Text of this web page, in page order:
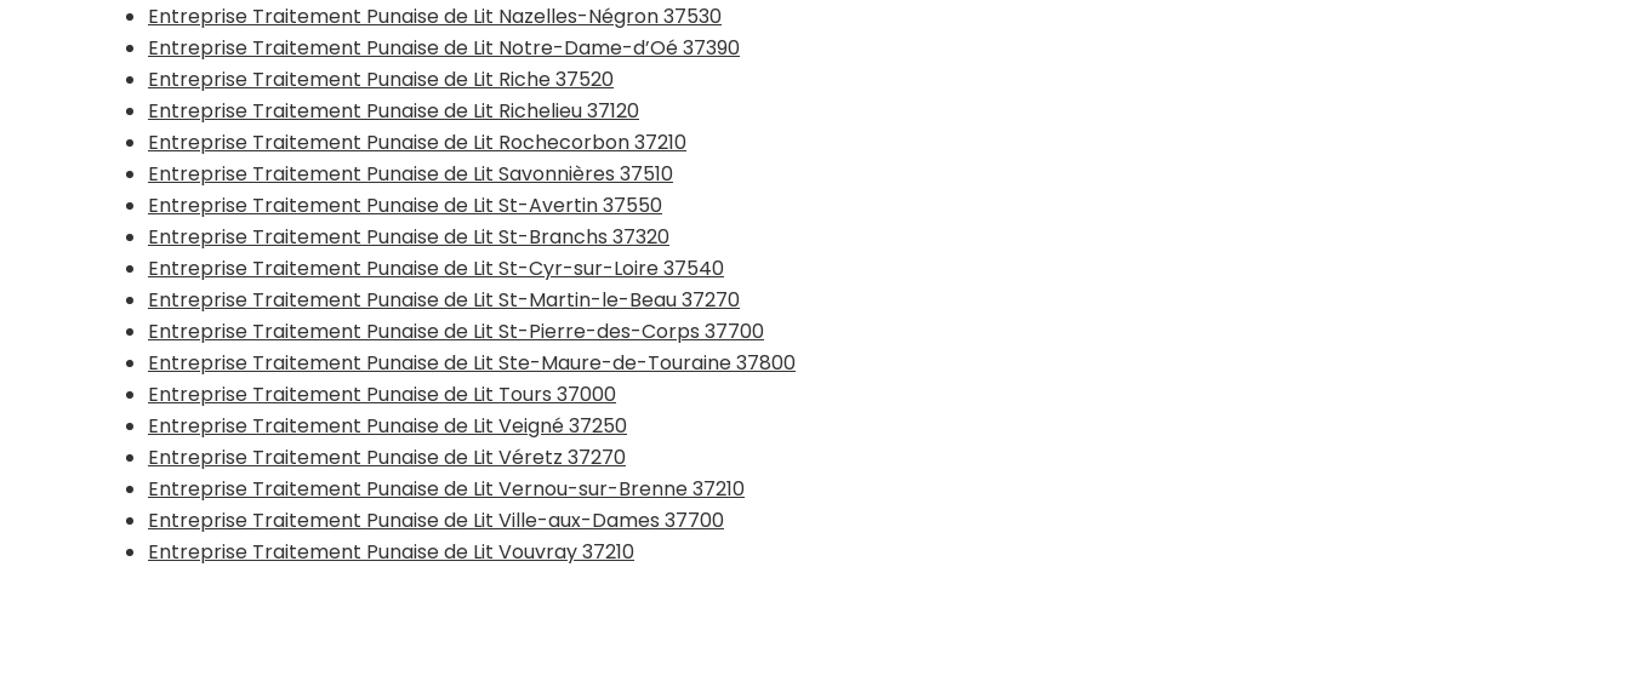
Entreprise Traitement Punaise de Lit Nazelles-Négron 37530
Entreprise Traitement Punaise de Lit Notre-Dame-d’Oé 37390
Entreprise Traitement Punaise de Lit Riche 37520
Entreprise Traitement Punaise de Lit Richelieu 37120
Entreprise Traitement Punaise de Lit Rochecorbon 37210
Entreprise Traitement Punaise de Lit Savonnières 37510
Entreprise Traitement Punaise de Lit St-Avertin 37550
Entreprise Traitement Punaise de Lit St-Branchs 37320
Entreprise Traitement Punaise de Lit St-Cyr-sur-Loire 37540
Entreprise Traitement Punaise de Lit St-Martin-le-Beau 37270
Entreprise Traitement Punaise de Lit St-Pierre-des-Corps 37700
Entreprise Traitement Punaise de Lit Ste-Maure-de-Touraine 37800
Entreprise Traitement Punaise de Lit Tours 37000
Entreprise Traitement Punaise de Lit Veigné 37250
Entreprise Traitement Punaise de Lit Véretz 37270
Entreprise Traitement Punaise de Lit Vernou-sur-Brenne 37210
Entreprise Traitement Punaise de Lit Ville-aux-Dames 37700
Entreprise Traitement Punaise de Lit Vouvray 37210